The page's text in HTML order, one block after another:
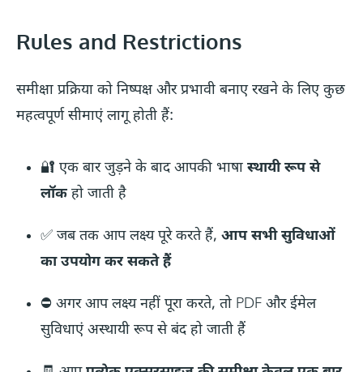
Rules and Restrictions
समीक्षा प्रक्रिया को निष्पक्ष और प्रभावी बनाए रखने के लिए कुछ
महत्वपूर्ण सीमाएं लागू होती हैं:
🔐 एक बार जुड़ने के बाद आपकी भाषास्थायी रूप से
लॉक हो जाती है
✅ जब तक आप लक्ष्य पूरे करते हैं,आप सभी सुविधाओं
का उपयोग कर सकते हैं
⛔ अगर आप लक्ष्य नहीं पूरा करते, तो PDF और ईमेल
सुविधाएं अस्थायी रूप से बंद हो जाती हैं